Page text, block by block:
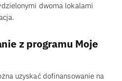
dwoma lokalami
z programu Moje
uzyskać dofinansowanie na